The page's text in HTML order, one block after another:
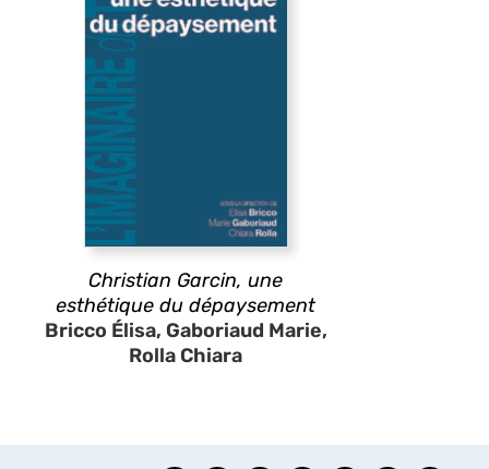
Christian Garcin, une
esthétique du dépaysement
Bricco Élisa, Gaboriaud Marie,
Rolla Chiara